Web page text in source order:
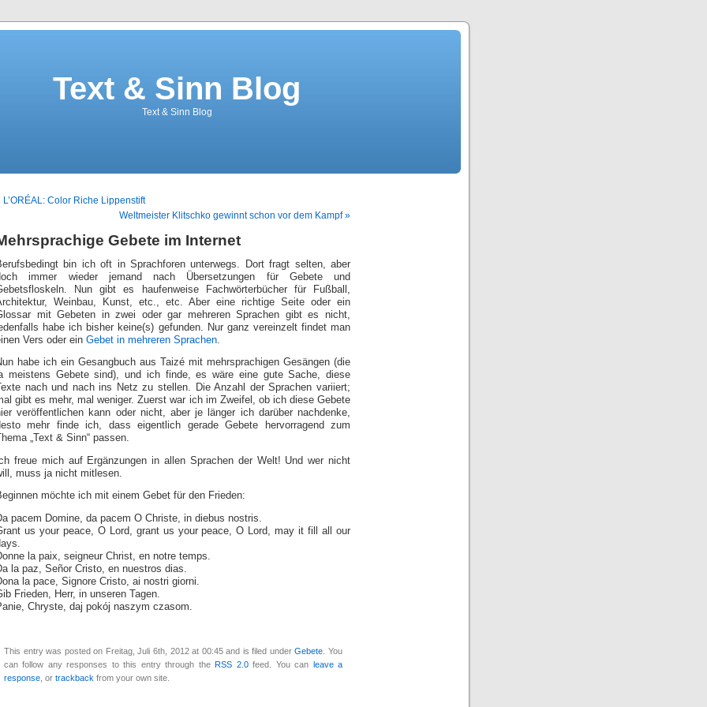
Text & Sinn Blog
Text & Sinn Blog
L’ORÉAL: Color Riche Lippenstift
Weltmeister Klitschko gewinnt schon vor dem Kampf »
Gebete im Internet
bin ich oft in Sprachforen unterwegs. Dort fragt selten, aber
immer wieder jemand nach Übersetzungen für Gebete und
Nun gibt es haufenweise Fachwörterbücher für Fußball,
Weinbau, Kunst, etc., etc. Aber eine richtige Seite oder ein
mit Gebeten in zwei oder gar mehreren Sprachen gibt es nicht,
habe ich bisher keine(s) gefunden. Nur ganz vereinzelt findet man
Vers oder ein Gebet in mehreren Sprachen
habe ich ein Gesangbuch aus Taizé mit mehrsprachigen Gesängen (die
meistens Gebete sind), und ich finde, es wäre eine gute Sache, diese
Texte nach und nach ins Netz zu stellen. Die Anzahl der Sprachen variiert;
gibt es mehr, mal weniger. Zuerst war ich im Zweifel, ob ich diese Gebete
veröffentlichen kann oder nicht, aber je länger ich darüber nachdenke,
mehr finde ich, dass eigentlich gerade Gebete hervorragend zum
Thema „Text & Sinn“ passen.
freue mich auf Ergänzungen in allen Sprachen der Welt! Und wer nicht
muss ja nicht mitlesen.
möchte ich mit einem Gebet für den Frieden:
pacem Domine, da pacem O Christe, in diebus nostris.
us your peace, O Lord, grant us your peace, O Lord, may it fill all our
la paix, seigneur Christ, en notre temps.
la paz, Señor Cristo, en nuestros dias.
la pace, Signore Cristo, ai nostri giorni.
Frieden, Herr, in unseren Tagen.
Chryste, daj pokój naszym czasom.
This entry was posted on Freitag, Juli 6th, 2012 at 00:45 and is filed underGebete . You
can follow any responses to this entry through theRSS 2.0feed. You can leave a
response , or trackback from your own site.